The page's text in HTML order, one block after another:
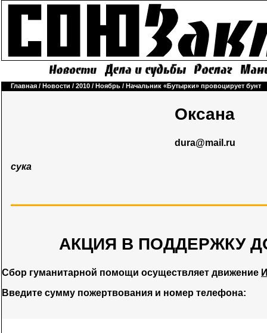
Главная / Новости / 2010 / Ноябрь / Начальник «Бутырки» провоцирует бунт
Оксана
dura@mail.ru
сука
АКЦИЯ В ПОДДЕРЖКУ
Сбор гуманитарной помощи осуществляет движение
Введите сумму пожертвования и номер телефона: